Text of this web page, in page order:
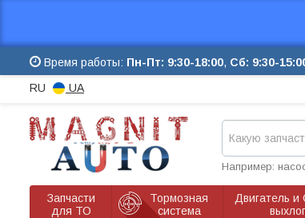
Время работы: Пн-Пт: 9:30-18:00, Сб: 9:30-
RU UA
Например:
Запчасти
для ТО
Тормозная
система
Двигатель и